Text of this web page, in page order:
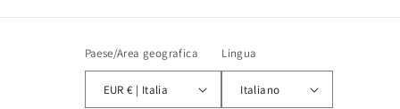
Paese/Area geografica
EUR € | Italia
Lingua
Italiano